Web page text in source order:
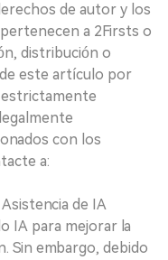
de autor y los
a 2Firsts o
distribución o
este artículo por
estrictamente
con los
a:
de IA
IA para mejorar la
Sin embargo, debido